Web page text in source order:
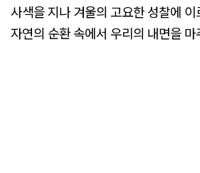
사색을 지나 겨울의 고요한 성찰에
자연의 순환 속에서 우리의 내면을